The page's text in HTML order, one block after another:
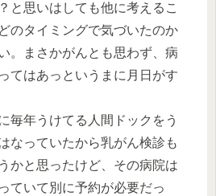
と思いはしても他に考えるこ
のタイミングで気づいたのか
。まさかがんとも思わず、病
てはあっというまに月日がす
毎年うけてる人間ドックをう
なっていたから乳がん検診も
かと思ったけど、その病院は
ていて別に予約が必要だっ